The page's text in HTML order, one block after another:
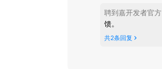
聘到嘉开发者官方
馈。
共2条回复